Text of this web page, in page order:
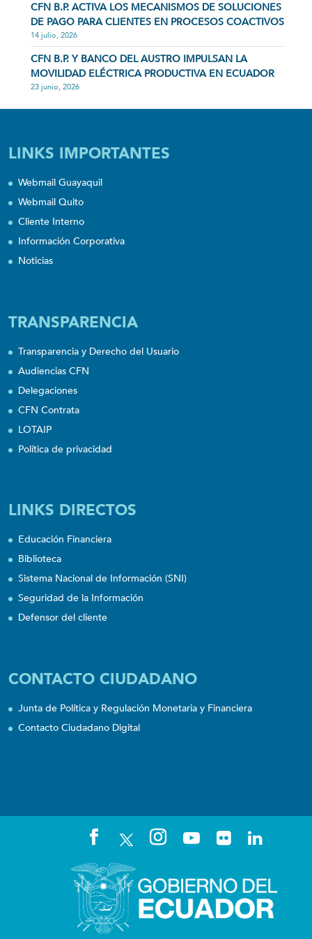
CFN B.P. ACTIVA LOS MECANISMOS DE SOLUCIONES
DE PAGO PARA CLIENTES EN PROCESOS COACTIVOS
14 julio, 2026
CFN B.P. Y BANCO DEL AUSTRO IMPULSAN LA
MOVILIDAD ELÉCTRICA PRODUCTIVA EN ECUADOR
23 junio, 2026
LINKS IMPORTANTES
Webmail Guayaquil
Webmail Quito
Cliente Interno
Información Corporativa
Noticias
TRANSPARENCIA
Transparencia y Derecho del Usuario
Audiencias CFN
Delegaciones
CFN Contrata
LOTAIP
Política de privacidad
LINKS DIRECTOS
Educación Financiera
Biblioteca
Sistema Nacional de Información (SNI)
Seguridad de la Información
Defensor del cliente
CONTACTO CIUDADANO
Junta de Política y Regulación Monetaria y Financiera
Contacto Ciudadano Digital